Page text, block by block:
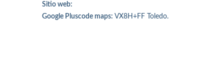
Sitio web:
Google Pluscode maps: VX8H+FF Toledo.